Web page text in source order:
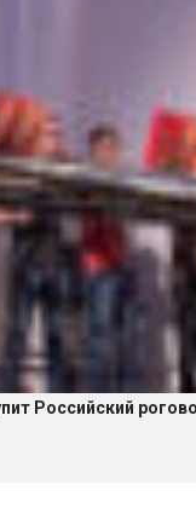
Российский